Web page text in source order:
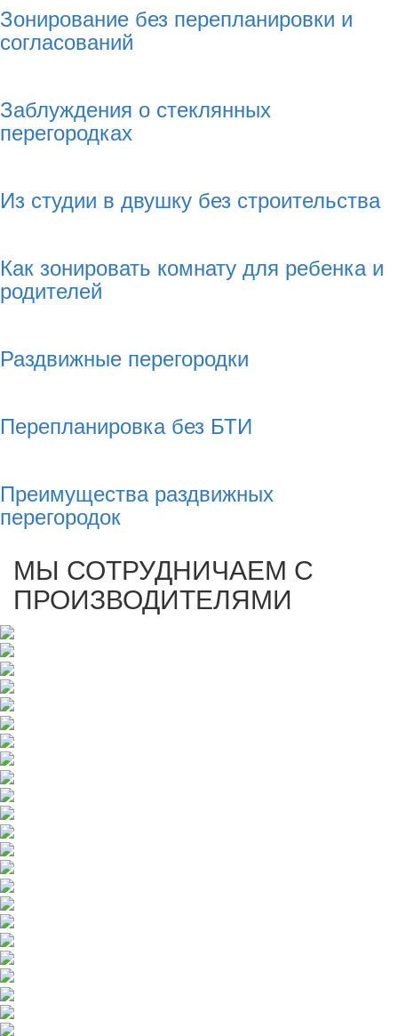
Зонирование без перепланировки и
согласований
Заблуждения о стеклянных
перегородках
Из студии в двушку без строительства
Как зонировать комнату для ребенка и
родителей
Раздвижные перегородки
Перепланировка без БТИ
Преимущества раздвижных
перегородок
МЫ СОТРУДНИЧАЕМ С
ПРОИЗВОДИТЕЛЯМИ